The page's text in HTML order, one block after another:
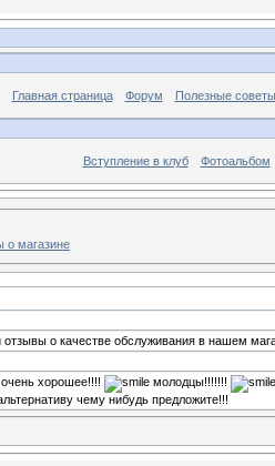
Главная страница Форум Полезные советы
Вступление в клуб Фотоальбом
о магазине
отзывы о качестве обслуживания в нашем
хорошее!!!!
молодцы!!!!!!!
чему нибудь предложите!!!